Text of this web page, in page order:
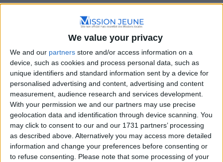
We value your privacy
We and our partners store and/or access information on a
device, such as cookies and process personal data, such as
unique identifiers and standard information sent by a device for
personalised advertising and content, advertising and content
measurement, audience research and services development.
With your permission we and our partners may use precise
geolocation data and identification through device scanning. You
may click to consent to our and our 1731 partners’ processing
as described above. Alternatively you may access more detailed
information and change your preferences before consenting or
to refuse consenting.
Please note that some processing of your
où chercher un emploi quand on n’a pas ou peu
Beaucoup de jeunes perdent du temps en cherchant au
mauvais endroit ou en utilisant une seule méthode.
La clé, c’est de
diversifier les sources
et de savoir
où chercher efficacement.
Pourquoi il est plus difficile de savoir
où chercher quand on débute ?